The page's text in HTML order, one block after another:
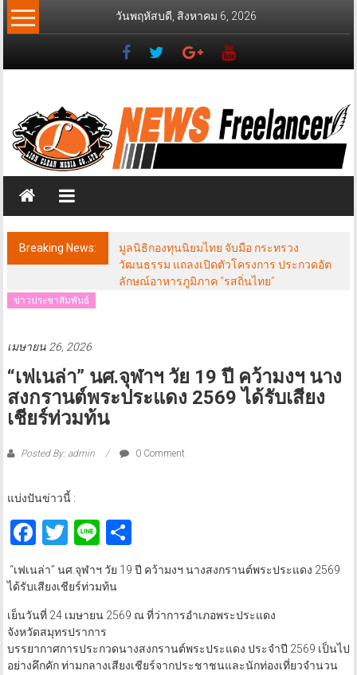
Skip
to
วันพฤหัสบดี, สิงหาคม 6, 2026
News
Freelancer
วส์
ฟรี
แลน
เซอร์
Breaking News:
มูลนิธิกองทุนนิยมไทย จับมือ กระทรวง
วัฒนธรรม แถลงเปิดตัวโครงการ ประกวดอัต
ลักษณ์อาหารภูมิภาค “รสถิ่นไทย”
ข่าวประชาสัมพันธ์
เมษายน 26, 2026
“เฟเนล่า” นศ.จุฬาฯ วัย 19 ปี คว้ามงฯ นาง
สงกรานต์พระประแดง 2569 ได้รับเสียง
เชียร์ท่วมท้น
Posted By: admin 0 Comment
แบ่งปันข่าวนี้ :
Facebook
Twitter
LineShare
​ “เฟเนล่า” นศ.จุฬาฯ วัย 19 ปี คว้ามงฯ นางสงกรานต์พระประแดง 2569
ได้รับเสียงเชียร์ท่วมท้น
เย็นวันที่ 24 เมษายน 2569 ณ ที่ว่าการอำเภอพระประแดง
จังหวัดสมุทรปราการ
บรรยากาศการประกวดนางสงกรานต์พระประแดง ประจำปี 2569 เป็นไป
อย่างคึกคัก ท่ามกลางเสียงเชียร์จากประชาชนและนักท่องเที่ยวจำนวน